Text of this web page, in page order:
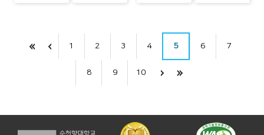
1 2 3 4 5 6 7
8 9 10